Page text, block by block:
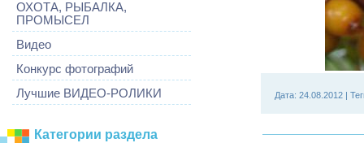
ОХОТА, РЫБАЛКА,
ПРОМЫСЕЛ
Видео
Конкурс фотографий
Лучшие ВИДЕО-РОЛИКИ
Категории раздела
Дата: 24.08.2012 |